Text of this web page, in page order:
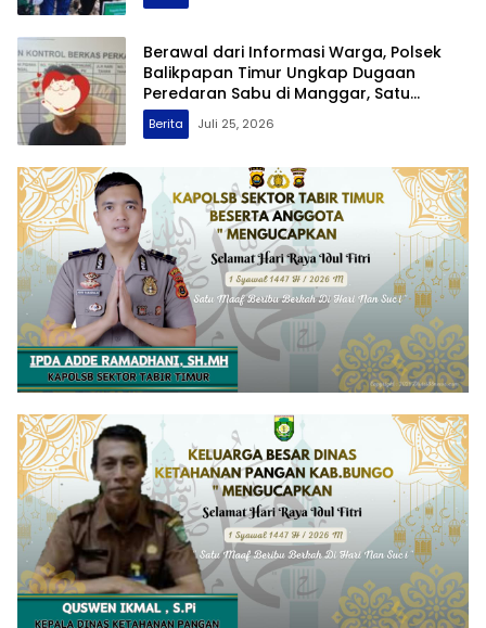
Berawal dari Informasi Warga, Polsek
Balikpapan Timur Ungkap Dugaan
Peredaran Sabu di Manggar, Satu
Terduga Pelaku Diamankan
Berita Juli 25, 2026